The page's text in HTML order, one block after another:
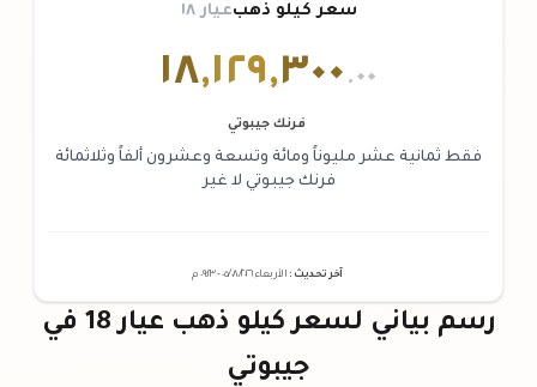
سعر كيلو ذهبعيار ١٨
١٨,١٢٩,٣٠٠ .٠٠
فرنك جيبوتي
فقط ثمانية عشر مليوناً ومائة وتسعة وعشرون ألفاً وثلاثمائة
فرنك جيبوتي لا غير
آخر تحديث : الأربعاء ٠٥ /٠٨/٢٠٢٦ - ٠٩:٢٣م
رسم بياني لسعر كيلو ذهب عيار 18 في
جيبوتي